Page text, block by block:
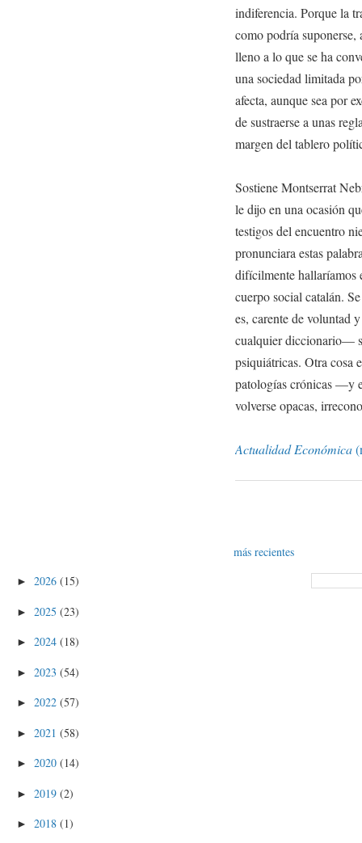
indiferencia. Porque la
como podría suponerse,
lleno a lo que se ha
una sociedad limitada
afecta, aunque sea por
de sustraerse a unas
margen del tablero
Sostiene Montserrat
le dijo en una ocasión
testigos del encuentro
pronunciara estas
difícilmente hallaríamos
cuerpo social catalán.
es, carente de
cualquier diccionario—
psiquiátricas. Otra cosa
patologías crónicas —y
volverse opacas,
Actualidad Económica
más recientes
► 2026 (15)
► 2025 (23)
► 2024 (18)
► 2023 (54)
► 2022 (57)
► 2021 (58)
► 2020 (14)
► 2019 (2)
► 2018 (1)